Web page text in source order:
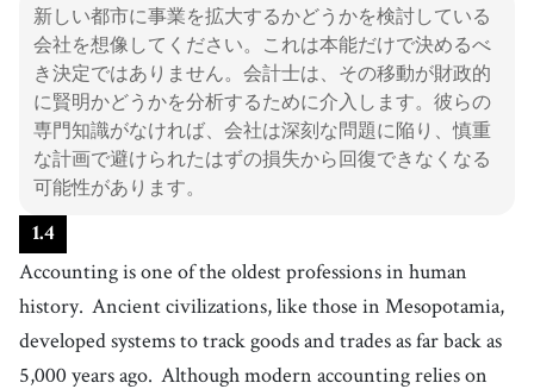
新しい都市に事業を拡大するかどうかを検討している
会社を想像してください。これは本能だけで決めるべ
き決定ではありません。会計士は、その移動が財政的
に賢明かどうかを分析するために介入します。彼らの
専門知識がなければ、会社は深刻な問題に陥り、慎重
な計画で避けられたはずの損失から回復できなくなる
可能性があります。
1.4
Accounting is one of the oldest professions in human
history. Ancient civilizations, like those in Mesopotamia,
developed systems to track goods and trades as far back as
5,000 years ago. Although modern accounting relies on